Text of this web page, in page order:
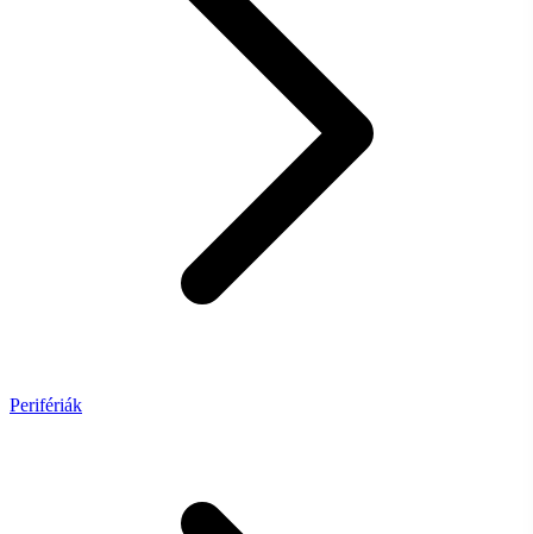
Perifériák